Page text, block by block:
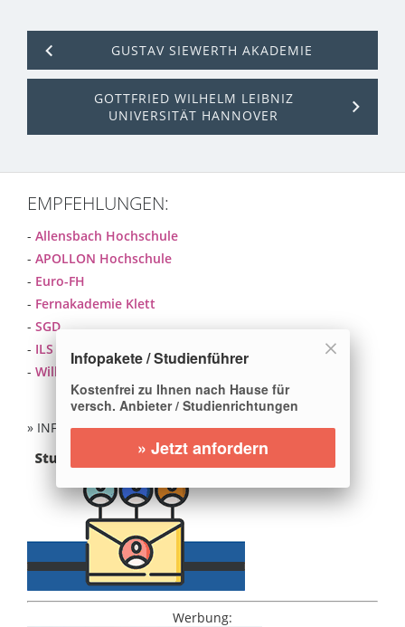
GUSTAV SIEWERTH AKADEMIE
GOTTFRIED WILHELM LEIBNIZ
UNIVERSITÄT HANNOVER
EMPFEHLUNGEN:
- Allensbach Hochschule
- APOLLON Hochschule
- Euro-FH
- Fernakademie Klett
- SGD
- ILS
- Wilhelm Büchner Hochschule
» INFOS ANFORDERN:
Werbung:
Infopakete / Studienführer
Kostenfrei zu Ihnen nach Hause für
versch. Anbieter / Studienrichtungen
» Jetzt anfordern